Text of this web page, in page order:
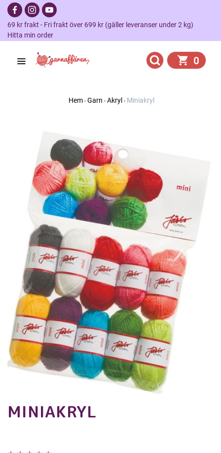
69 kr frakt - Fri frakt över 699 kr (gäller leveranser under 2 kg)
Hitta min order
0
Hem Garn Akryl Miniakryl
MINIAKRYL